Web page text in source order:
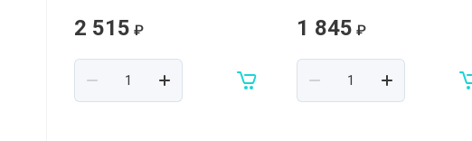
2 515 ₽ 1 845 ₽